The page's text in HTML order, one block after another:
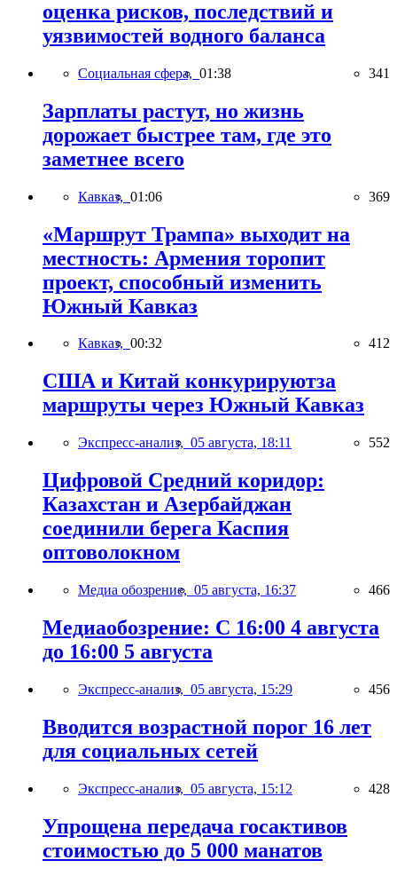
оценка рисков, последствий и
уязвимостей водного баланса
Социальная сфера, 01:38 341
Зарплаты растут, но жизнь
дорожает быстрее там, где это
заметнее всего
Кавказ, 01:06 369
«Маршрут Трампа» выходит на
местность: Армения торопит
проект, способный изменить
Южный Кавказ
Кавказ, 00:32 412
США и Китай конкурируютза
маршруты через Южный Кавказ
Экспресс-анализ, 05 августа, 18:11 552
Цифровой Средний коридор:
Казахстан и Азербайджан
соединили берега Каспия
оптоволокном
Медиа обозрение, 05 августа, 16:37 466
Медиаобозрение: С 16:00 4 августа
до 16:00 5 августа
Экспресс-анализ, 05 августа, 15:29 456
Вводится возрастной порог 16 лет
для социальных сетей
Экспресс-анализ, 05 августа, 15:12 428
Упрощена передача госактивов
стоимостью до 5 000 манатов